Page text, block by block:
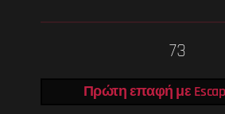
73
Πρώτη επαφή με